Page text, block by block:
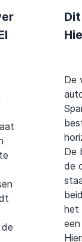
De
De
de
het